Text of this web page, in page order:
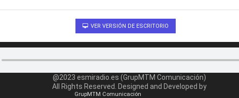
VER VERSIÓN DE ESCRITORIO
@2023 esmiradio.es (GrupMTM Comunicación)
All Rights Reserved. Designed and Developed by
GrupMTM Comunicación